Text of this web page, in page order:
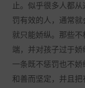
止。似乎很多人都
罚有效的人，通常
就只能娇纵。那些
端，并对孩子过于
一条既不惩罚也不
和善而坚定，并且